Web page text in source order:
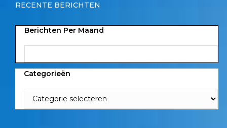
RECENTE BERICHTEN
Berichten Per Maand
Categorieën